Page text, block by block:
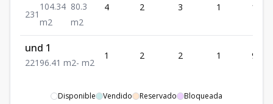
231
104.34
m2
80.3
m2
4 2 3 1
und 1
221 96.41 m2- m2
1 2 2 1 96.41
Disponible Vendido Reservado Bloqueada